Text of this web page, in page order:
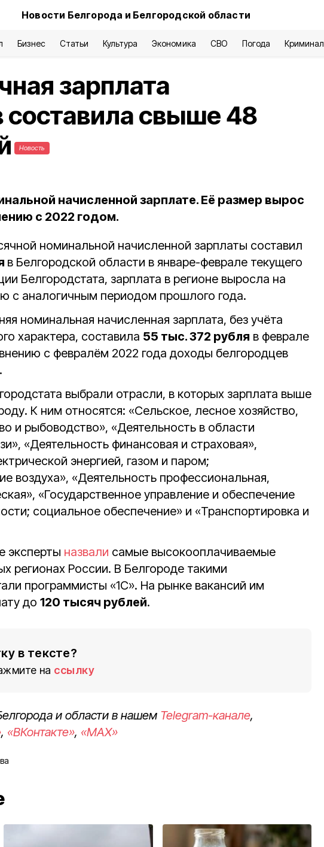
Новости Белгорода и Белгородской области
Бизнес Статьи Культура Экономика СВО Погода Криминал
зарплата
составила свыше 48
Новость
начисленной зарплате. Её размер вырос
с 2022 годом.
номинальной начисленной зарплаты составил
в Белгородской области в январе-феврале текущего
Белгородстата, зарплата в регионе выросла на
с аналогичным периодом прошлого года.
номинальная начисленная зарплата, без учёта
характера, составила 55 тыс. 372 рубля в феврале
с февралём 2022 года доходы белгородцев
.
выбрали отрасли, в которых зарплата выше
К ним относятся: «Сельское, лесное хозяйство,
и рыбоводство», «Деятельность в области
«Деятельность финансовая и страховая»,
энергией, газом и паром;
воздуха», «Деятельность профессиональная,
«Государственное управление и обеспечение
социальное обеспечение» и «Транспортировка и
эксперты назвали самые высокооплачиваемые
регионах России. В Белгороде такими
программисты «1С». На рынке вакансий им
до 120 тысяч рублей.
в тексте?
на ссылку
и области в нашем Telegram-канале,
, «ВКонтакте», «MAX»